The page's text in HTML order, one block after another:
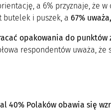
a 6% przyznaje, że
butelek i puszek, a 67%
opakowania do punktów
respondentów uważa, że
40% Polaków obawia się